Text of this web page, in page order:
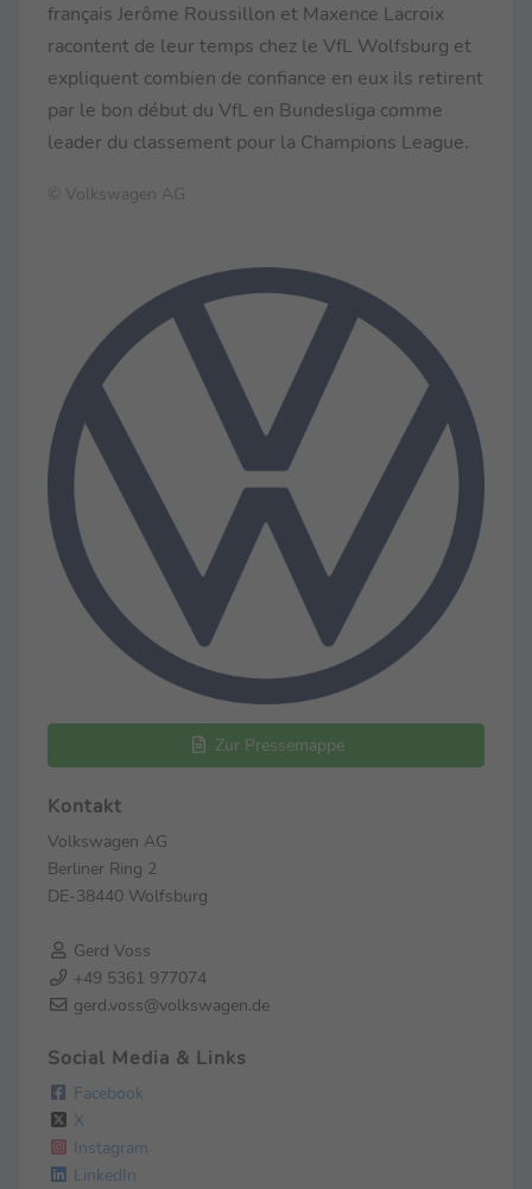
français Jerôme Roussillon et Maxence Lacroix
racontent de leur temps chez le VfL Wolfsburg et
expliquent combien de confiance en eux ils retirent
par le bon début du VfL en Bundesliga comme
leader du classement pour la Champions League.
© Volkswagen AG
Zur Pressemappe
Kontakt
Volkswagen AG
Berliner Ring 2
DE-38440 Wolfsburg
Gerd Voss
+49 5361 977074
gerd.voss@volkswagen.de
Social Media & Links
Facebook
X
Instagram
LinkedIn